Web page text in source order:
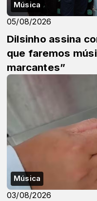
Música
05/08/2026
Dilsinho assina
que faremos
marcantes”
Música
03/08/2026